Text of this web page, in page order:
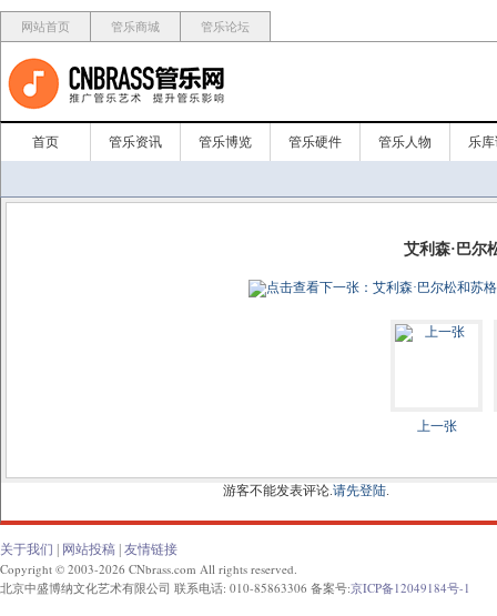
网站首页 管乐商城 管乐论坛
首页 管乐资讯 管乐博览 管乐硬件 管乐人物 乐
艾利森·巴尔
上一张
游客不能发表评论.请先登陆.
关于我们 网站投稿 友情链接
Copyright © 2003-2026 CNbrass.com All rights reserved.
北京中盛博纳文化艺术有限公司 联系电话: 010-85863306 备案号:京ICP备12049184号-1